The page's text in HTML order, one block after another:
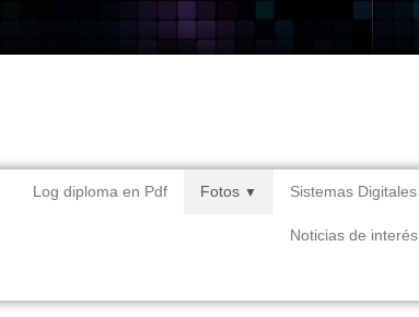
Log diploma en Pdf Fotos ▼ Sistemas Digitales
Noticias de interés